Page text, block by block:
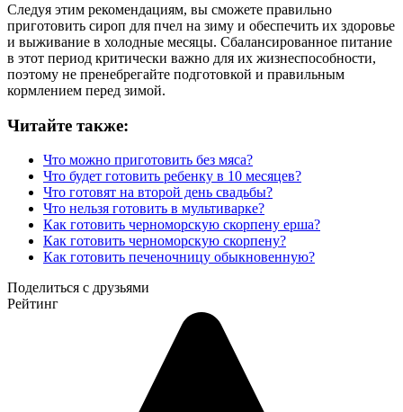
Следуя этим рекомендациям, вы сможете правильно
приготовить сироп для пчел на зиму и обеспечить их здоровье
и выживание в холодные месяцы. Сбалансированное питание
в этот период критически важно для их жизнеспособности,
поэтому не пренебрегайте подготовкой и правильным
кормлением перед зимой.
Читайте также:
Что можно приготовить без мяса?
Что будет готовить ребенку в 10 месяцев?
Что готовят на второй день свадьбы?
Что нельзя готовить в мультиварке?
Как готовить черноморскую скорпену ерша?
Как готовить черноморскую скорпену?
Как готовить печеночницу обыкновенную?
Поделиться с друзьями
Рейтинг